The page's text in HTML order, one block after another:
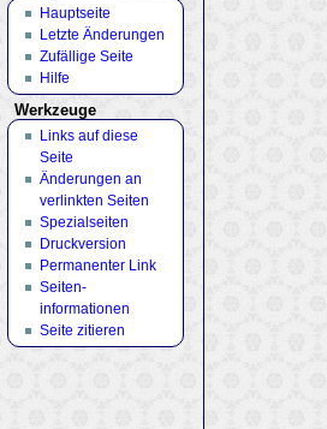
Hauptseite
Letzte Änderungen
Zufällige Seite
Hilfe
Werkzeuge
Links auf diese
Seite
Änderungen an
verlinkten Seiten
Spezialseiten
Druckversion
Permanenter Link
Seiten­
informationen
Seite zitieren